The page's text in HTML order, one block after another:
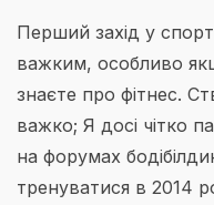
Перший захід у
важким, особливо
знаєте про фітнес.
важко; Я досі чітко
на форумах
тренуватися в 2014